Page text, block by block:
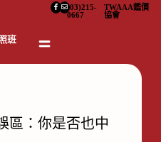
TWAAA鑑價
協會
(03)215-
0667
班
區：你是否也中